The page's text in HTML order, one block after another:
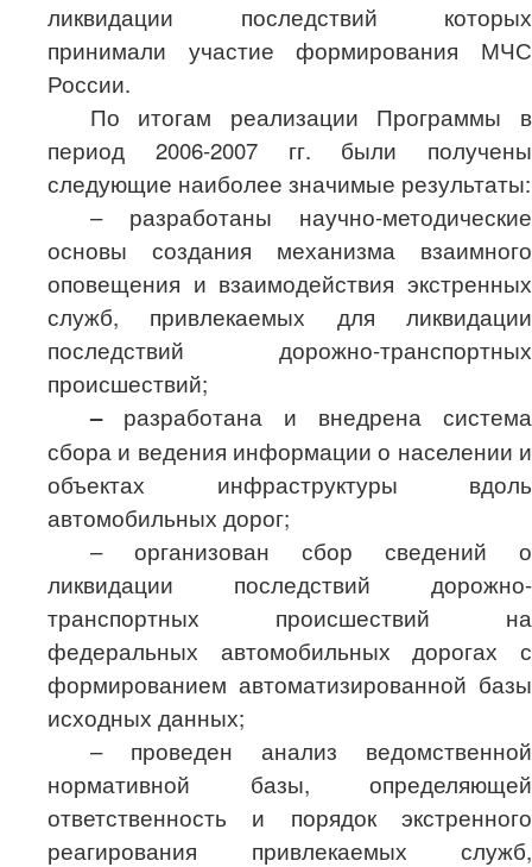
ликвидации последствий которых
принимали участие формирования МЧС
России.
По итогам реализации Программы в
период 2006-2007 гг. были получены
следующие наиболее значимые результаты:
– разработаны научно-методические
основы создания механизма взаимного
оповещения и взаимодействия экстренных
служб, привлекаемых для ликвидации
последствий дорожно-транспортных
происшествий;
– разработана и внедрена система
сбора и ведения информации о населении и
объектах инфраструктуры вдоль
автомобильных дорог;
– организован сбор сведений о
ликвидации последствий дорожно-
транспортных происшествий на
федеральных автомобильных дорогах с
формированием автоматизированной базы
исходных данных;
–
проведен анализ ведомственной
нормативной базы, определяющей
ответственность и порядок экстренного
реагирования привлекаемых служб,